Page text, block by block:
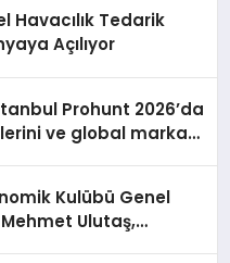
Havacılık Tedarik
Açılıyor
Prohunt 2026’da
ve global marka
Kulübü Genel
Mehmet Ulutaş,